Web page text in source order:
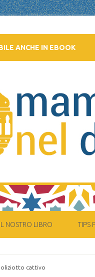
ANCHE IN EBOOK
IL NOSTRO LIBRO TIPS
cattivo